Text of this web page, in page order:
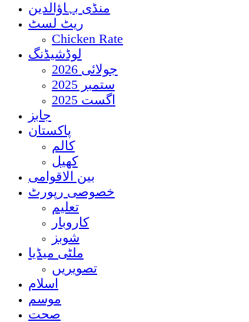
منڈی بہاؤالدین
ریٹ لسٹ
Chicken Rate
لوڈشیڈنگ
جولائی 2026
ستمبر 2025
اگست 2025
جابز
پاکستان
کالم
کھیل
بین الاقوامی
خصوصی رپورٹ
تعلیم
کاروبار
شوبز
ملٹی میڈیا
تصویریں
اسلام
موسم
صحت